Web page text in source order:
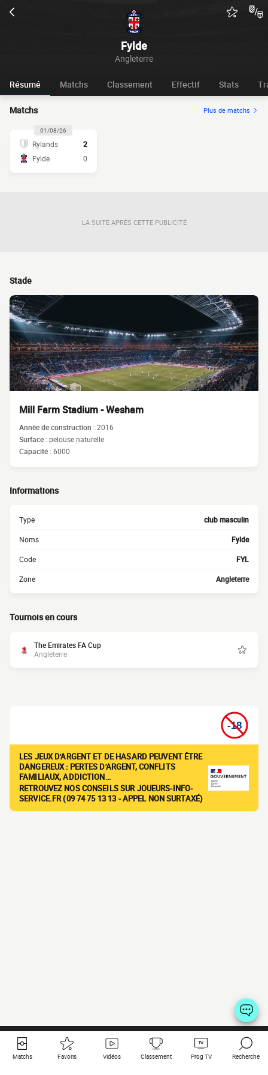
Fylde
Angleterre
Résumé Matchs Classement Effectif Stats
Matchs Plus de matchs
01/08/26
Rylands
2
Fylde
0
LA SUITE APRÈS CETTE PUBLICITÉ
Stade
Mill Farm Stadium - Wesham
Année de construction :2016
Surface :pelouse naturelle
Capacité :6000
Informations
Type club masculin
Noms Fylde
Code FYL
Zone Angleterre
Tournois en cours
The Emirates FA Cup
Angleterre
LES JEUX D'ARGENT ET DE HASARD PEUVENT ÊTRE
DANGEREUX : PERTES D'ARGENT, CONFLITS
FAMILIAUX, ADDICTION…
RETROUVEZ NOS CONSEILS SUR JOUEURS-INFO-
SERVICE.FR (09 74 75 13 13 - APPEL NON SURTAXÉ)
Matchs Favoris Vidéos Classement Prog TV Recherche